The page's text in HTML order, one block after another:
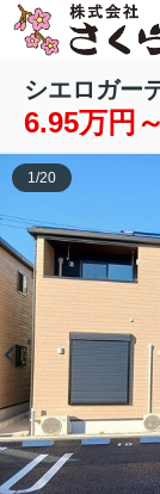
シエロガー
6.95万円
1/20